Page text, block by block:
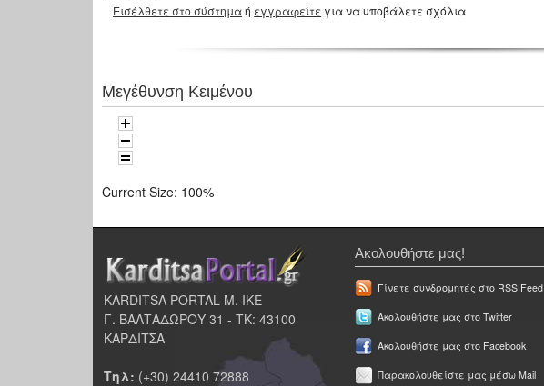
Εισέλθετε στο σύστημαή εγγραφείτε για να υποβάλετε σχόλια
Μεγέθυνση Κειμένου
Current Size: 100%
KARDITSA PORTAL Μ. ΙΚΕ
Γ. ΒΑΛΤΑΔΩΡΟΥ 31 - ΤΚ: 43100
ΚΑΡΔΙΤΣΑ
Τηλ: (+30) 24410 72888
Ακολουθήστε μας!
Γίνετε συνδρομητές στο RSS Feed
Ακολουθήστε μας στο Twitter
Ακολουθήστε μας στο Facebook
Παρακολουθείστε μας μέσω Mail